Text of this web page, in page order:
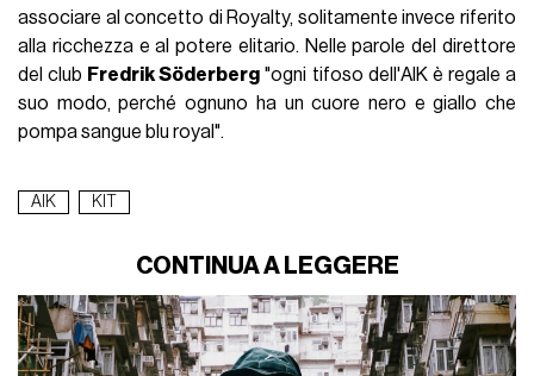
associare al concetto di Royalty, solitamente invece riferito
alla ricchezza e al potere elitario. Nelle parole del direttore
del club Fredrik Söderberg "ogni tifoso dell'AIK è regale a
suo modo, perché ognuno ha un cuore nero e giallo che
pompa sangue blu royal".
AIK KIT
CONTINUA A LEGGERE